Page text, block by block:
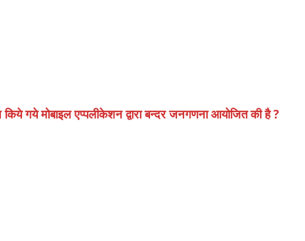
गये मोबाइल एप्पलीकेशन द्वारा बन्दर जनगणना आयोजित की है ?